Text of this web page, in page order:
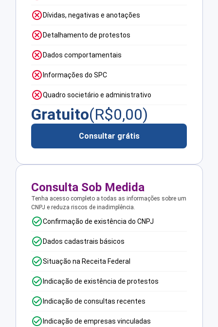
Dívidas, negativas e anotações
Detalhamento de protestos
Dados comportamentais
Informações do SPC
Quadro societário e administrativo
Gratuito(R$0,00)
Consultar grátis
Consulta Sob Medida
Tenha acesso completo a todas as informações sobre um
CNPJ e reduza riscos de inadimplência.
Confirmação de existência do CNPJ
Dados cadastrais básicos
Situação na Receita Federal
Indicação de existência de protestos
Indicação de consultas recentes
Indicação de empresas vinculadas